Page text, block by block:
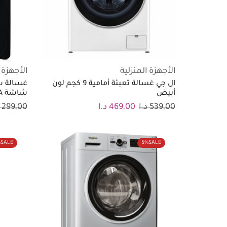
الأجهزة المنزلية
ال جي غسالة تعبئة أمامية 9 كجم لون
أبيض
539,00 د.ا 469,00 د.ا
الأجهزة
شاشة A+++ اسود
299,00
SALE
5%
SALE